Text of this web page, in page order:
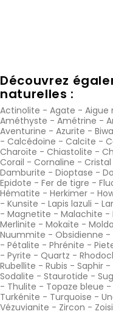
Découvrez
naturelles :
Actinolite - Agate - Aigue
Améthyste - Amétrine -
Aventurine - Azurite - Biwa
- Calcédoine - Calcite -
Charoïte - Chiastolite -
Corail - Cornaline -
Damburite - Dioptase -
Epidote - Fer de tigre -
Hématite - Herkimer -
- Kunsite - Lapis lazuli -
- Magnetite - Malachite -
Merlinite - Mokaïte -
Nuummite - Obsidienne -
- Pétalite - Phrénite -
- Pyrite - Quartz -
Rubellite - Rubis - Saphir -
Sodalite - Staurotide -
- Thulite - Topaze bleue -
Turkénite - Turquoise -
Vézuvianite - Zircon -